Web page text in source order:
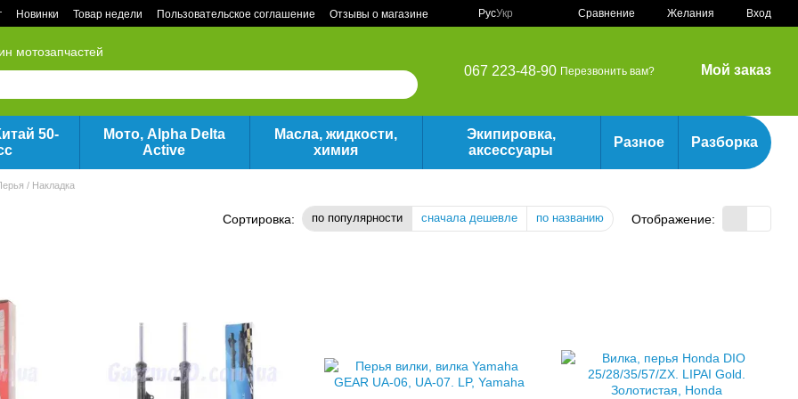
Новинки Товар недели Пользовательское соглашение Отзывы о магазине РусУкр Сравнение Желания Вход
мотозапчастей
067 223-48-90 Перезвонить вам? Мой заказ
50-
Мото, Alpha Delta
Active
Масла, жидкости,
химия
Экипировка,
аксессуары
Разное Разборка
/ Накладка
Сортировка: по популярности сначала дешевле по названию Отображение: